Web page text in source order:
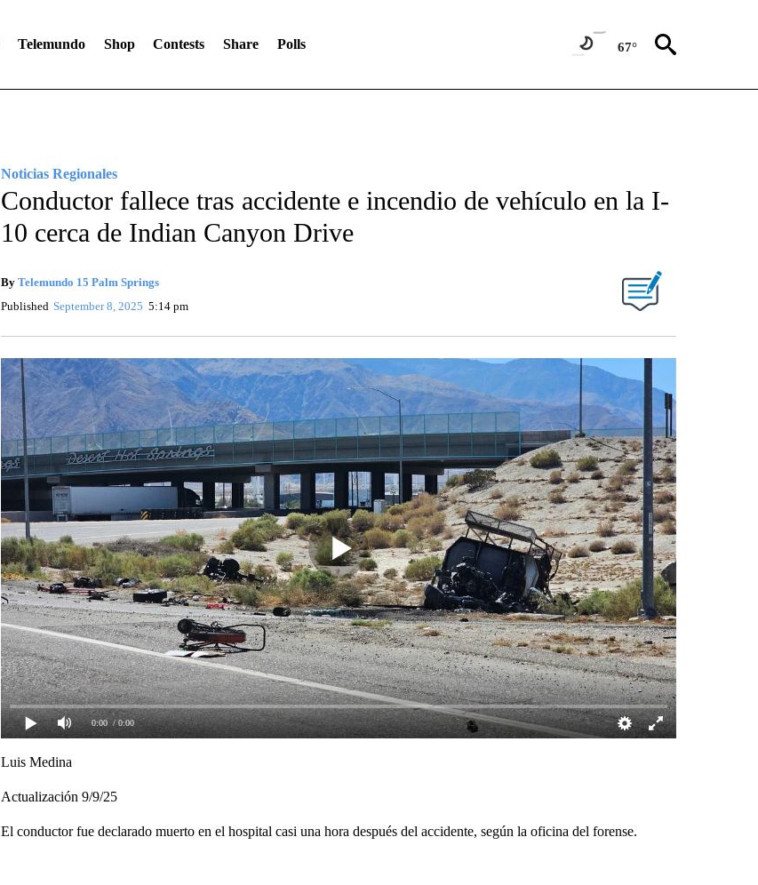
Telemundo Shop Contests Share Polls 67°
Noticias Regionales
Conductor fallece tras accidente e incendio de vehículo en la I-
10 cerca de Indian Canyon Drive
By Telemundo 15 Palm Springs
Published September 8, 2025 5:14 pm
0:00 / 0:00
Luis Medina
Actualización 9/9/25
El conductor fue declarado muerto en el hospital casi una hora después del accidente, según la oficina del forense.